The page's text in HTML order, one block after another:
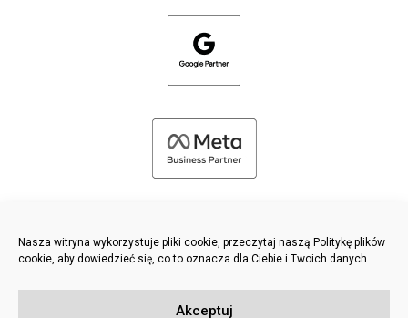
Nasza witryna wykorzystuje pliki cookie, przeczytaj naszą Politykę plików
cookie, aby dowiedzieć się, co to oznacza dla Ciebie i Twoich danych.
Akceptuj
2026 FRESH PIES LTD - WSZELKIE PRAWA ZASTRZEŻONE